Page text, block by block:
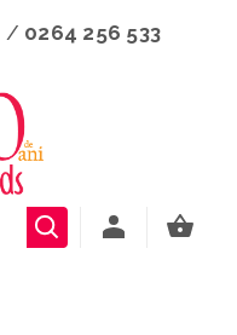
/ 0264 256 533